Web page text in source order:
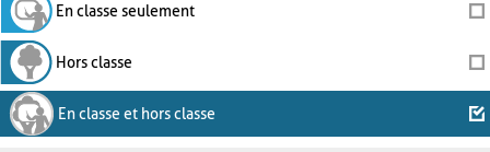
En classe seulement
Hors classe
En classe et hors classe